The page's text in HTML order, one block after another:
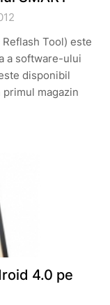
Tool) este
a software-ului
disponibil
magazin
4.0 pe